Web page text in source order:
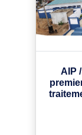
AIP